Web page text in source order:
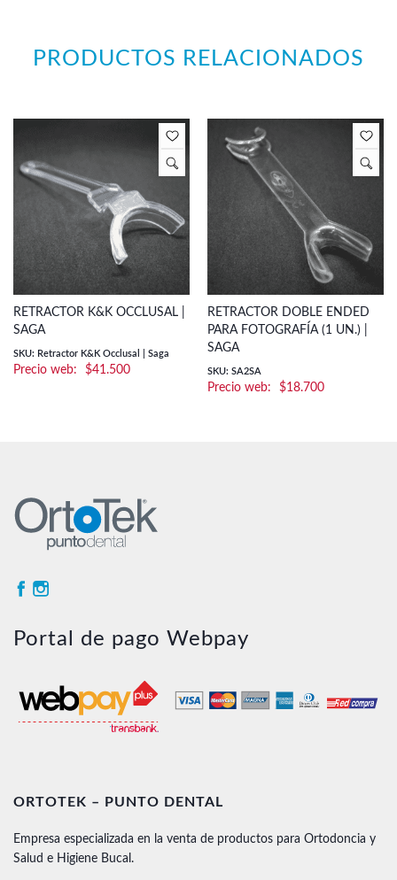
PRODUCTOS RELACIONADOS
RETRACTOR K&K OCCLUSAL |
SAGA
SKU: Retractor K&K Occlusal | Saga
$41.500
RETRACTOR DOBLE ENDED
PARA FOTOGRAFÍA (1 UN.) |
SAGA
SKU: SA2SA
$18.700
Portal de pago Webpay
ORTOTEK – PUNTO DENTAL
Empresa especializada en la venta de productos para Ortodoncia y
Salud e Higiene Bucal.